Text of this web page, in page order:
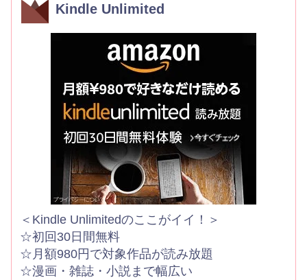
Kindle Unlimited
＜Kindle Unlimitedのここがイイ！＞
☆初回30日間無料
☆月額980円で対象作品が読み放題
☆漫画・雑誌・小説まで幅広い